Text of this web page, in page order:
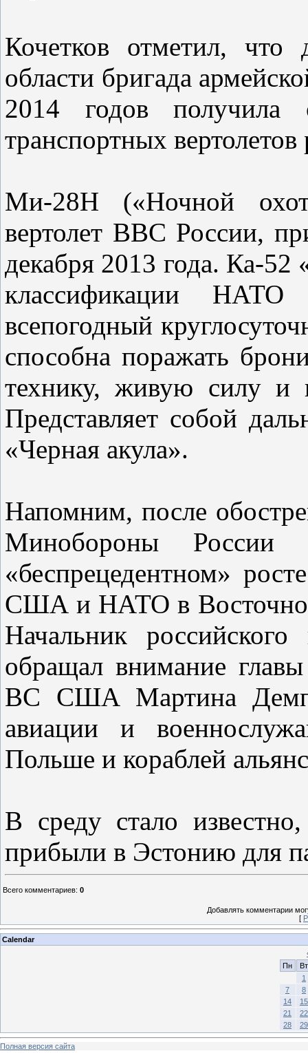
Кочетков отметил, что
области бригада
2014 годов
транспортных
Ми-28Н («Ночной
вертолет ВВС России,
декабря 2013 года. Ка-52
классификации
всепогодный
способна поражать
технику, живую силу и
Представляет собой
«Черная акула».
Напомним, после
Минобороны
«беспрецедентном»
США и НАТО в
Начальник
обращал внимание
ВС США Мартина
авиации и
Польше и кораблей
В среду стало
прибыли в Эстонию для
Всего комментариев: 0
Добавлять комментарии
[
Calendar
Пн
Вт
1
7
8
14
15
21
22
28
29
Полная версия сайта